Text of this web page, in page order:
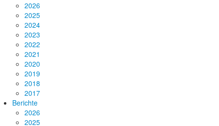
2026
2025
2024
2023
2022
2021
2020
2019
2018
2017
Berichte
2026
2025